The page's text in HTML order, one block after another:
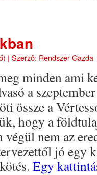
| Szerző: Rendszer Gazda
minden ami
a
össze a
hogy a
végül nem az
jó egy
Egy